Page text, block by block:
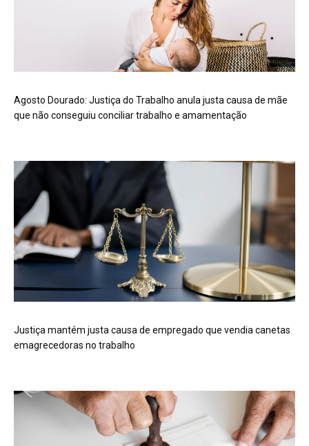
Agosto Dourado: Justiça do Trabalho anula justa causa de mãe
que não conseguiu conciliar trabalho e amamentação
Justiça mantém justa causa de empregado que vendia canetas
emagrecedoras no trabalho